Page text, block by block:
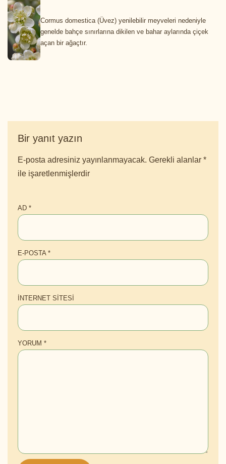
Cormus domestica (Üvez) yenilebilir meyveleri nedeniyle
genelde bahçe sınırlarına dikilen ve bahar aylarında çiçek
açan bir ağaçtır.
Bir yanıt yazın
E-posta adresiniz yayınlanmayacak. Gerekli alanlar *
ile işaretlenmişlerdir
AD *
E-POSTA *
İNTERNET SITESI
YORUM *